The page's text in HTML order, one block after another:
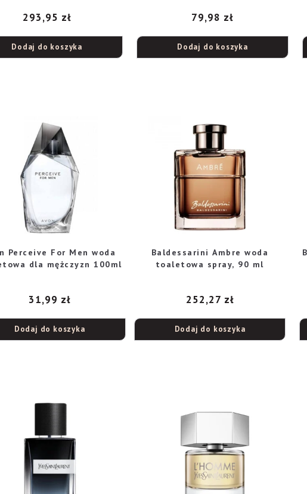
293,95 zł
Dodaj do koszyka
79,98 zł
Dodaj do koszyka
Perceive For Men woda
dla mężczyzn 100ml
31,99 zł
Dodaj do koszyka
Baldessarini Ambre woda
toaletowa spray, 90 ml
252,27 zł
Dodaj do koszyka